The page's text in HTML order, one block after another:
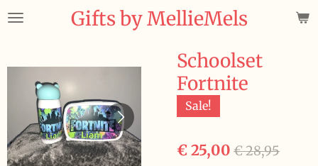
Ga
de
hoofdinhoud
Gifts by MellieMels
Schoolset
Fortnite
Sale!
€ 25,00 € 28,95